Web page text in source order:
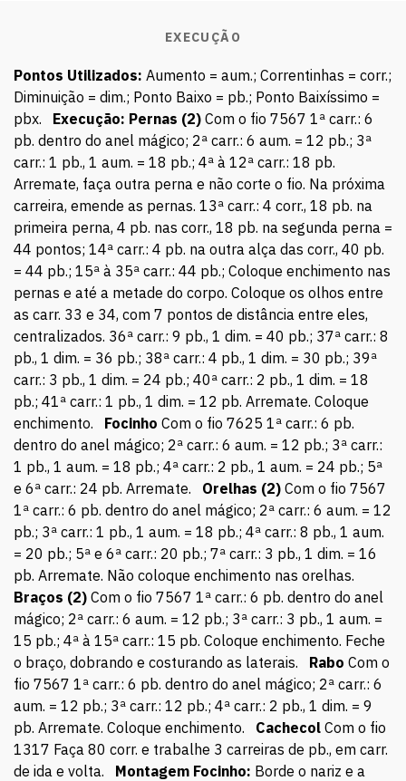
EXECUÇÃO
Pontos Utilizados: Aumento = aum.; Correntinhas = corr.;
Diminuição = dim.; Ponto Baixo = pb.; Ponto Baixíssimo =
pbx. Execução: Pernas (2) Com o fio 7567 1ª carr.: 6
pb. dentro do anel mágico; 2ª carr.: 6 aum. = 12 pb.; 3ª
carr.: 1 pb., 1 aum. = 18 pb.; 4ª à 12ª carr.: 18 pb.
Arremate, faça outra perna e não corte o fio. Na próxima
carreira, emende as pernas. 13ª carr.: 4 corr., 18 pb. na
primeira perna, 4 pb. nas corr., 18 pb. na segunda perna =
44 pontos; 14ª carr.: 4 pb. na outra alça das corr., 40 pb.
= 44 pb.; 15ª à 35ª carr.: 44 pb.; Coloque enchimento nas
pernas e até a metade do corpo. Coloque os olhos entre
as carr. 33 e 34, com 7 pontos de distância entre eles,
centralizados. 36ª carr.: 9 pb., 1 dim. = 40 pb.; 37ª carr.: 8
pb., 1 dim. = 36 pb.; 38ª carr.: 4 pb., 1 dim. = 30 pb.; 39ª
carr.: 3 pb., 1 dim. = 24 pb.; 40ª carr.: 2 pb., 1 dim. = 18
pb.; 41ª carr.: 1 pb., 1 dim. = 12 pb. Arremate. Coloque
enchimento. Focinho Com o fio 7625 1ª carr.: 6 pb.
dentro do anel mágico; 2ª carr.: 6 aum. = 12 pb.; 3ª carr.:
1 pb., 1 aum. = 18 pb.; 4ª carr.: 2 pb., 1 aum. = 24 pb.; 5ª
e 6ª carr.: 24 pb. Arremate. Orelhas (2) Com o fio 7567
1ª carr.: 6 pb. dentro do anel mágico; 2ª carr.: 6 aum. = 12
pb.; 3ª carr.: 1 pb., 1 aum. = 18 pb.; 4ª carr.: 8 pb., 1 aum.
= 20 pb.; 5ª e 6ª carr.: 20 pb.; 7ª carr.: 3 pb., 1 dim. = 16
pb. Arremate. Não coloque enchimento nas orelhas.
Braços (2) Com o fio 7567 1ª carr.: 6 pb. dentro do anel
mágico; 2ª carr.: 6 aum. = 12 pb.; 3ª carr.: 3 pb., 1 aum. =
15 pb.; 4ª à 15ª carr.: 15 pb. Coloque enchimento. Feche
o braço, dobrando e costurando as laterais. Rabo Com o
fio 7567 1ª carr.: 6 pb. dentro do anel mágico; 2ª carr.: 6
aum. = 12 pb.; 3ª carr.: 12 pb.; 4ª carr.: 2 pb., 1 dim. = 9
pb. Arremate. Coloque enchimento. Cachecol Com o fio
1317 Faça 80 corr. e trabalhe 3 carreiras de pb., em carr.
de ida e volta. Montagem Focinho: Borde o nariz e a